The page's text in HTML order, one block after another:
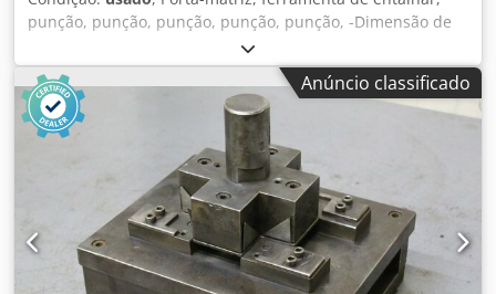
punção, punção, punção, punção, punção, -Dimensão de
estampagem: ver foto com dimensões Cedpfx Aoffm D Tof
Hsrf -Calça: Ø 40 mm -Dimensões: 370/270/H275 mm -
Peso: 67 kg
Anúncio classificado